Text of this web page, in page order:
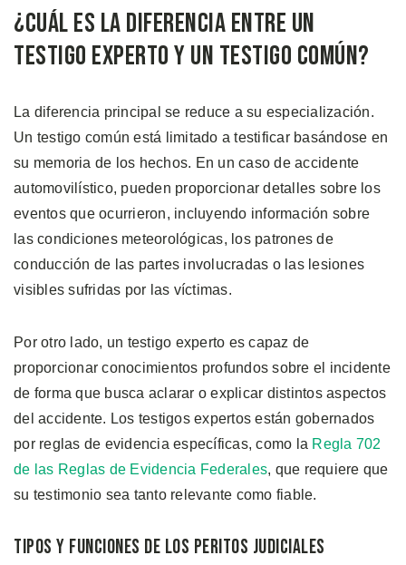
¿Cuál Es la Diferencia Entre un
Testigo Experto y un Testigo Común?
La diferencia principal se reduce a su especialización.
Un testigo común está limitado a testificar basándose en
su memoria de los hechos. En un caso de accidente
automovilístico, pueden proporcionar detalles sobre los
eventos que ocurrieron, incluyendo información sobre
las condiciones meteorológicas, los patrones de
conducción de las partes involucradas o las lesiones
visibles sufridas por las víctimas.
Por otro lado, un testigo experto es capaz de
proporcionar conocimientos profundos sobre el incidente
de forma que busca aclarar o explicar distintos aspectos
del accidente. Los testigos expertos están gobernados
por reglas de evidencia específicas, como la Regla 702
de las Reglas de Evidencia Federales, que requiere que
su testimonio sea tanto relevante como fiable.
Tipos y Funciones de los Peritos Judiciales